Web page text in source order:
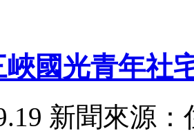
峽國光青年社
新聞來源：